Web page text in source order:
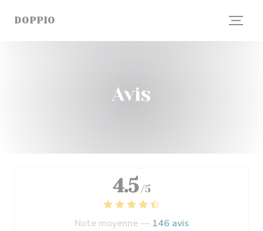
DOPPIO
Avis
4.5 /5
Note moyenne — 146 avis